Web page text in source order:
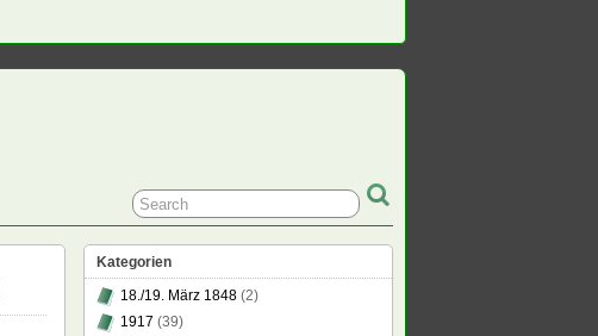
Kategorien
18./19. März 1848 (2)
1917 (39)